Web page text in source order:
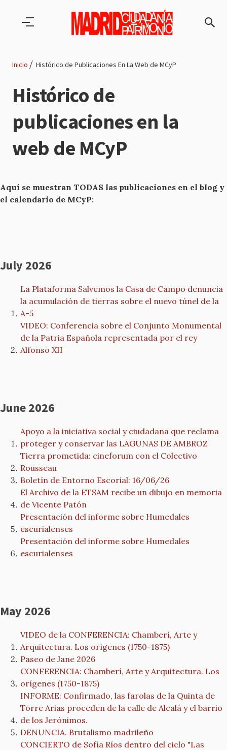
Ruta
de
navegación
Inicio Histórico de Publicaciones En La Web de MCyP
Histórico de
publicaciones en la
web de MCyP
Aquí se muestran TODAS las publicaciones en el blog y
el calendario de MCyP:
July 2026
La Plataforma Salvemos la Casa de Campo denuncia
la acumulación de tierras sobre el nuevo túnel de la
A-5
VIDEO: Conferencia sobre el Conjunto Monumental
de la Patria Española representada por el rey
Alfonso XII
June 2026
Apoyo a la iniciativa social y ciudadana que reclama
proteger y conservar las LAGUNAS DE AMBROZ
Tierra prometida: cineforum con el Colectivo
Rousseau
Boletín de Entorno Escorial: 16/06/26
El Archivo de la ETSAM recibe un dibujo en memoria
de Vicente Patón
Presentación del informe sobre Humedales
escurialenses
Presentación del informe sobre Humedales
escurialenses
May 2026
VIDEO de la CONFERENCIA: Chamberí, Arte y
Arquitectura. Los orígenes (1750-1875)
Paseo de Jane 2026
CONFERENCIA: Chamberí, Arte y Arquitectura. Los
orígenes (1750-1875)
INFORME: Confirmado, las farolas de la Quinta de
Torre Arias proceden de la calle de Alcalá y el barrio
de los Jerónimos.
DENUNCIA. Brutalismo madrileño
CONCIERTO de Sofía Ríos dentro del ciclo "Las